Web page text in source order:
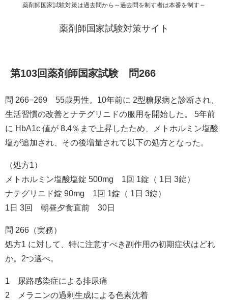
薬剤師国家試験対策は過去問から～過去問を制す者は本番を制す～
薬剤師国家試験対策サイト
第103回薬剤師国家試験 問266
問 266−269 55歳男性。10年前に 2型糖尿病と診断され、
生活習慣の改善とナテグリニドの服用を開始した。 5年前
に HbA1c 値が 8.4％まで上昇したため、メトホルミン塩酸
塩が追加され、その後増量されて以下の処方となった。
（処方1）
メトホルミン塩酸塩錠 500mg 1回 1錠（ 1日 3錠）
ナテグリニド錠 90mg 1回 1錠（ 1日 3錠）
1日 3回 朝昼夕食直前 30日
問 266（実務）
処方1 に対して、特に注意すべき副作用の初期症状はどれ
か。2つ選べ。
1 尿路感染症による排尿痛
2 メラニンの過剰生成による色素沈着